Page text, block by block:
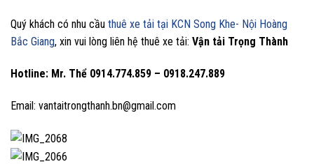
Quý khách có nhu cầu thuê xe tải tại KCN Song Khe- Nội Hoàng
Bắc Giang, xin vui lòng liên hệ thuê xe tải: Vận tải Trọng Thành
Hotline: Mr. Thể 0914.774.859 – 0918.247.889
Email: vantaitrongthanh.bn@gmail.com